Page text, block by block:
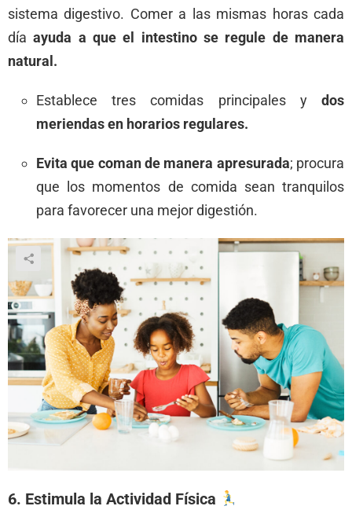
sistema digestivo. Comer a las mismas horas cada
díaayuda a que el intestino se regule de manera
natural.
Establece tres comidas principales y dos
meriendas en horarios regulares.
Evita que coman de manera apresurada; procura
que los momentos de comida sean tranquilos
para favorecer una mejor digestión.
6. Estimula la Actividad Física